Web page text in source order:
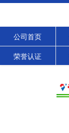
公司首页
荣誉认证